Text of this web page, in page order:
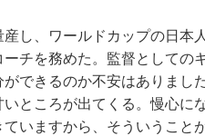
し、ワールドカップの日本
チを務めた。監督としての
できるのか不安はありまし
ところが出てくる。慢心に
いますから、そういうこと